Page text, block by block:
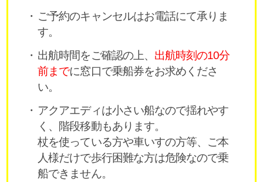
ご予約のキャンセルはお電話にて承りま
す。
出航時間をご確認の上、 出航時刻の10分
前までに窓口で乗船券をお求めくださ
い。
アクアエディは小さい船なので揺れやす
く、階段移動もあります。
杖を使っている方や車いすの方等、ご本
人様だけで歩行困難な方は危険なので乗
船できません。